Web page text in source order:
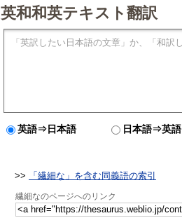
英和和英テキスト翻訳
英語⇒日本語 日本語⇒英語
>> 「繊細な」を含む同義語の索引
繊細なのページへのリンク